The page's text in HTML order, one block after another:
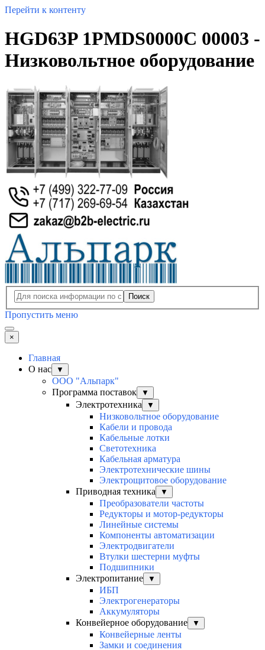
Перейти к контенту
HGD63P 1PMDS0000C 00003 -
Низковольтное оборудование
Поиск
Пропустить меню
×
Главная
О нас
▼
ООО "Альпарк"
Программа поставок
▼
Электротехника ▼
Низковольтное оборудование
Кабели и провода
Кабельные лотки
Светотехника
Кабельная арматура
Электротехнические шины
Электрощитовое оборудование
Приводная техника
▼
Преобразователи частоты
Редукторы и мотор-редукторы
Линейные системы
Компоненты автоматизации
Электродвигатели
Втулки шестерни муфты
Подшипники
Электропитание
▼
ИБП
Электрогенераторы
Аккумуляторы
Конвейерное оборудование
▼
Конвейерные ленты
Замки и соединения